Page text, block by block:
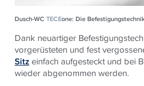
Dusch-WC TECEone: Die
Dank neuartiger
vorgerüsteten und fest
Sitzeinfach aufgesteckt und bei
wieder abgenommen werden.